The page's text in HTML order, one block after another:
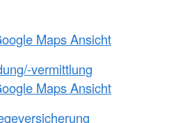
Maps Ansicht
vermittlung
Maps Ansicht